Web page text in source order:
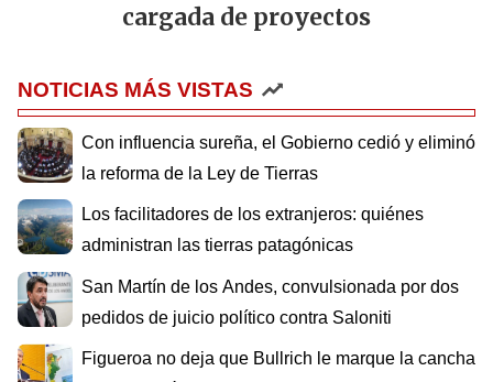
cargada de proyectos
NOTICIAS MÁS VISTAS
Con influencia sureña, el Gobierno cedió y eliminó
la reforma de la Ley de Tierras
Los facilitadores de los extranjeros: quiénes
administran las tierras patagónicas
San Martín de los Andes, convulsionada por dos
pedidos de juicio político contra Saloniti
Figueroa no deja que Bullrich le marque la cancha